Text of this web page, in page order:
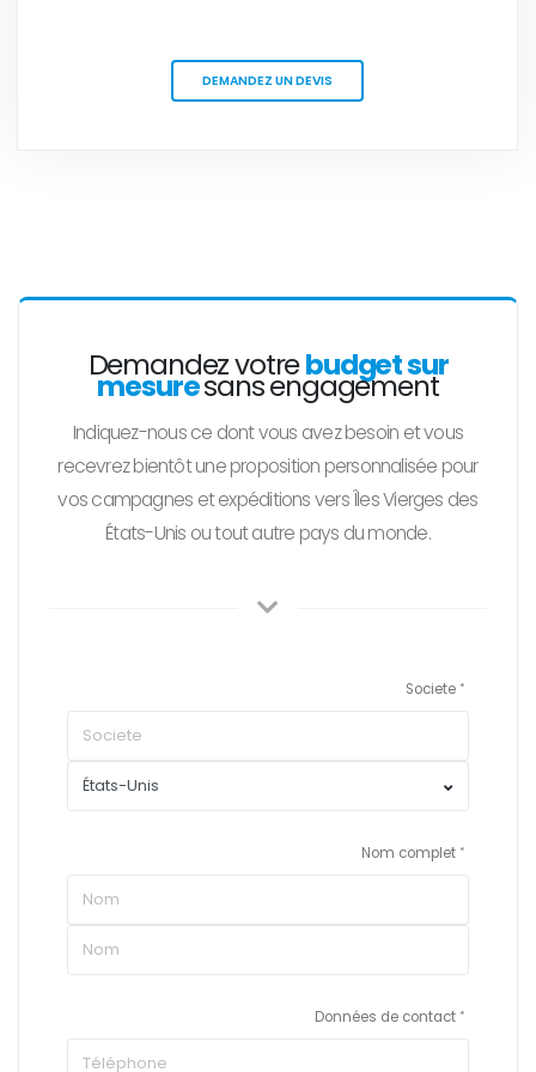
DEMANDEZ UN DEVIS
Demandez votrebudget sur
mesuresans engagement
Indiquez-nous ce dont vous avez besoin et vous
recevrez bientôt une proposition personnalisée pour
vos campagnes et expéditions vers Îles Vierges des
États-Unis ou tout autre pays du monde.
Societe
Nom complet
Données de contact